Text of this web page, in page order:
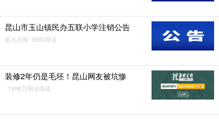
昆山市玉山镇民办五联小学注销公告
若水无痕 3682阅读
装修2年仍是毛坯！昆山网友被坑惨
1998万阅读阅读